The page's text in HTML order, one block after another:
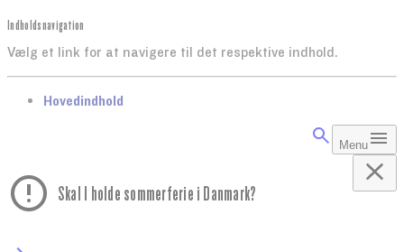
Indholdsnavigation
Vælg et link for at navigere til det respektive indhold.
gå til
Hovedindhold
Menu
Skal I holde sommerferie i Danmark?